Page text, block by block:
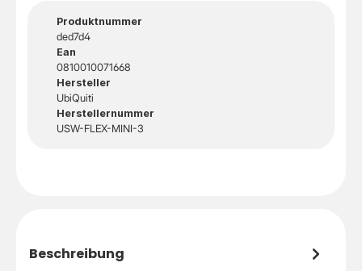
Produktnummer
ded7d4
Ean
0810010071668
Hersteller
UbiQuiti
Herstellernummer
USW-FLEX-MINI-3
Beschreibung